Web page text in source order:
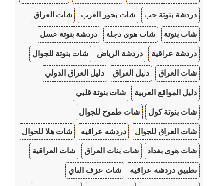
دردشة بنوتة حب شات بحور العرب شات العراق
شات بنوتة شات هوى دجلة دردشة بنوتة عسل
دردشة عراقية دردشة الرياض شات بنوتة للجوال
شات العراق دليل العراق دليل العراق الدولي
دليل المواقع العربية شات بنوتة قلبي
شات بنوتة كول شات طموح للجوال
شات العراق للجوال دردشه عراقيه شات هلا للجوال
شات هوى بغداد شات بنات العراق شات العراقية
تطبيق دردشة عراقية شات عزف الناي